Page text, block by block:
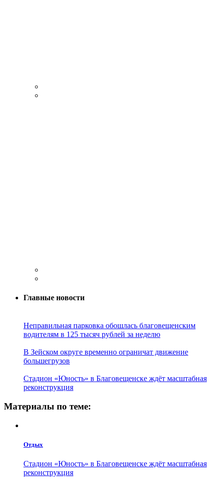
Главные новости
Неправильная парковка обошлась благовещенским
водителям в 125 тысяч рублей за неделю
В Зейском округе временно ограничат движение
большегрузов
Стадион «Юность» в Благовещенске ждёт масштабная
реконструкция
Материалы по теме:
Отдых
Стадион «Юность» в Благовещенске ждёт масштабная
реконструкция